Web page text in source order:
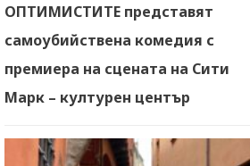
ОПТИМИСТИТЕ представят
самоубийствена комедия с
премиера на сцената на Сити
Марк – културен център